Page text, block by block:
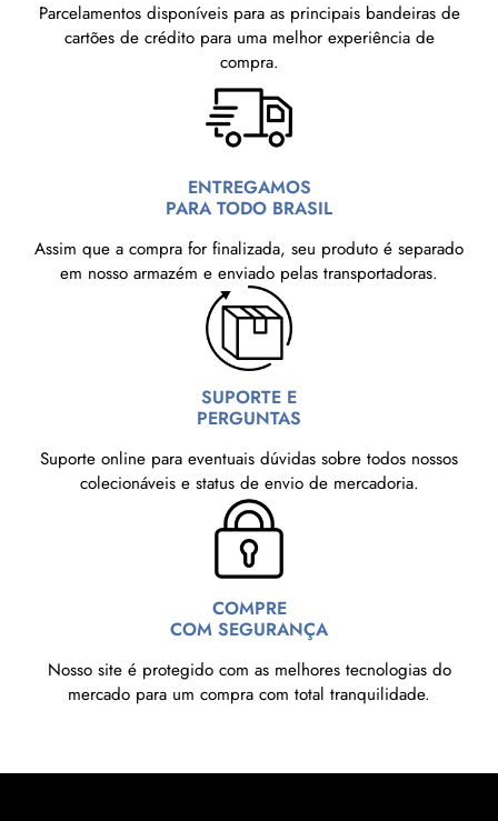
Parcelamentos disponíveis para as principais bandeiras de
cartões de crédito para uma melhor experiência de
compra.
ENTREGAMOS
PARA TODO BRASIL
Assim que a compra for finalizada, seu produto é separado
em nosso armazém e enviado pelas transportadoras.
SUPORTE E
PERGUNTAS
Suporte online para eventuais dúvidas sobre todos nossos
colecionáveis e status de envio de mercadoria.
COMPRE
COM SEGURANÇA
Nosso site é protegido com as melhores tecnologias do
mercado para um compra com total tranquilidade.